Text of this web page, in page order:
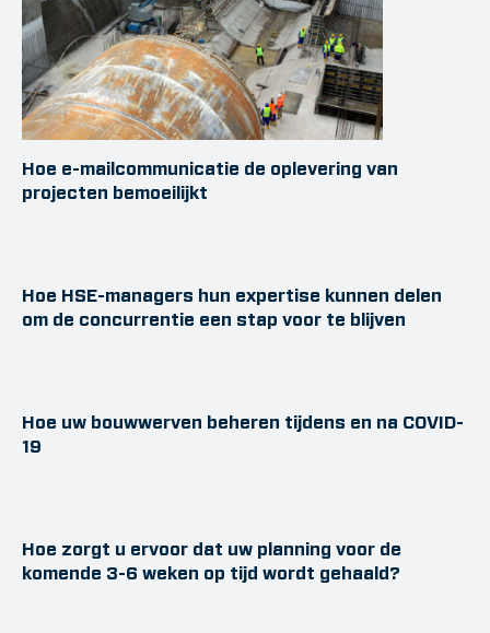
Hoe e-mailcommunicatie de oplevering van
projecten bemoeilijkt
Hoe HSE-managers hun expertise kunnen delen
om de concurrentie een stap voor te blijven
Hoe uw bouwwerven beheren tijdens en na COVID-
19
Hoe zorgt u ervoor dat uw planning voor de
komende 3-6 weken op tijd wordt gehaald?